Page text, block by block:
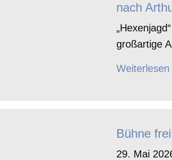
nach
großartige
Weiterlesen
Bühne frei
29. Mai